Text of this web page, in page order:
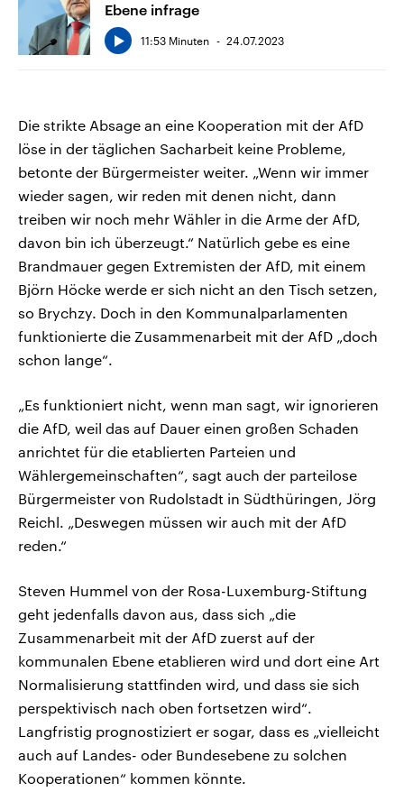
Ebene infrage
11:53 Minuten 24.07.2023
Die strikte Absage an eine Kooperation mit der AfD
löse in der täglichen Sacharbeit keine Probleme,
betonte der Bürgermeister weiter. „Wenn wir immer
wieder sagen, wir reden mit denen nicht, dann
treiben wir noch mehr Wähler in die Arme der AfD,
davon bin ich überzeugt.“ Natürlich gebe es eine
Brandmauer gegen Extremisten der AfD, mit einem
Björn Höcke werde er sich nicht an den Tisch setzen,
so Brychzy. Doch in den Kommunalparlamenten
funktionierte die Zusammenarbeit mit der AfD „doch
schon lange“.
„Es funktioniert nicht, wenn man sagt, wir ignorieren
die AfD, weil das auf Dauer einen großen Schaden
anrichtet für die etablierten Parteien und
Wählergemeinschaften“, sagt auch der parteilose
Bürgermeister von Rudolstadt in Südthüringen, Jörg
Reichl. „Deswegen müssen wir auch mit der AfD
reden.“
Steven Hummel von der Rosa-Luxemburg-Stiftung
geht jedenfalls davon aus, dass sich „die
Zusammenarbeit mit der AfD zuerst auf der
kommunalen Ebene etablieren wird und dort eine Art
Normalisierung stattfinden wird, und dass sie sich
perspektivisch nach oben fortsetzen wird“.
Langfristig prognostiziert er sogar, dass es „vielleicht
auch auf Landes- oder Bundesebene zu solchen
Kooperationen“ kommen könnte.